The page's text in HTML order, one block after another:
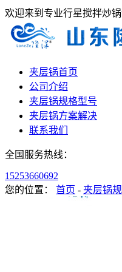
欢迎来到专业行星搅拌炒
夹层锅首页
公司介绍
夹层锅规格型号
夹层锅方案解决
联系我们
全国服务热线：
15253660692
您的位置： 首页 - 夹层锅